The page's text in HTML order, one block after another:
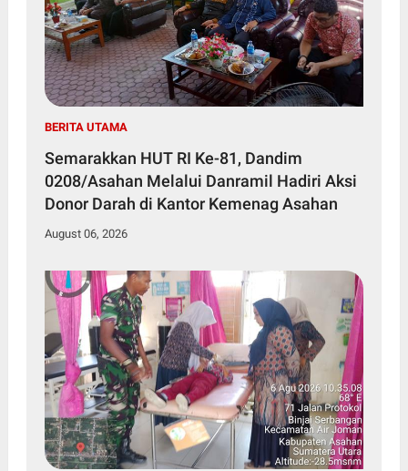
BERITA UTAMA
Semarakkan HUT RI Ke-81, Dandim
0208/Asahan Melalui Danramil Hadiri Aksi
Donor Darah di Kantor Kemenag Asahan
August 06, 2026